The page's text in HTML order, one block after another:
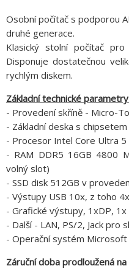
Osobní počítač s podporou
druhé generace.
Klasický stolní počítač pro
Disponuje dostatečnou
rychlým diskem.
Základní technické
- Provedení skříně - Micro-
- Základní deska s
- Procesor Intel Core Ultra 5
- RAM DDR5 16GB 4800
volný slot)
- SSD disk 512GB v
- Výstupy USB 10x, z toho
- Grafické výstupy, 1xDP,
- Další - LAN, PS/2, Jack pro
- Operační systém
Záruční doba prodloužená